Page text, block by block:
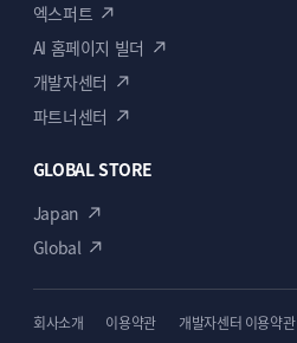
엑스퍼트
AI 홈페이지 빌더
개발자센터
파트너센터
GLOBAL STORE
Japan
Global
회사소개 이용약관 개발자센터 이용약관